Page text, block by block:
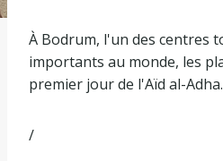
À Bodrum, l'un des centres
importants au monde, les
premier jour de l'Aïd al-Adha.
/